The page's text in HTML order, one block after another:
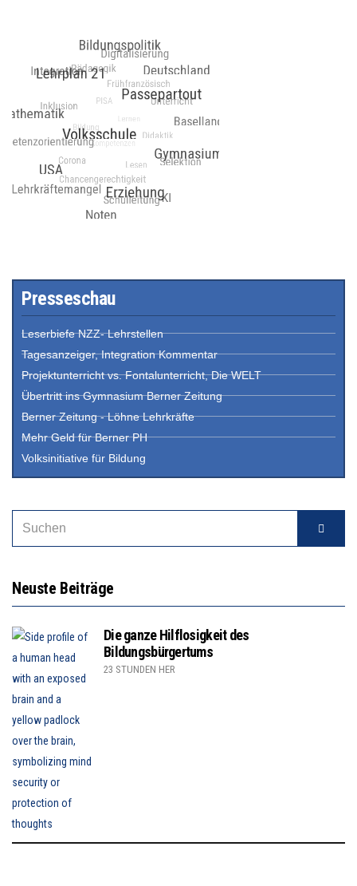
Presseschau
Leserbiefe NZZ- Lehrstellen
Tagesanzeiger, Integration Kommentar
Projektunterricht vs. Fontalunterricht, Die WELT
Übertritt ins Gymnasium Berner Zeitung
Berner Zeitung - Löhne Lehrkräfte
Mehr Geld für Berner PH
Volksinitiative für Bildung
Neuste Beiträge
Die ganze Hilflosigkeit des
Bildungsbürgertums
23 STUNDEN HER